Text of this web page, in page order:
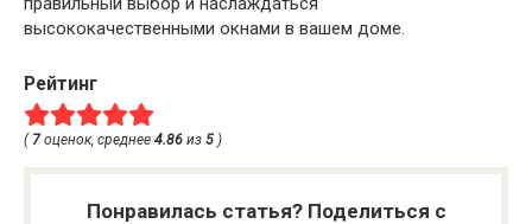
высококачественными окнами в вашем доме.
Рейтинг
( 7оценок, среднее 4.86 из 5 )
Понравилась статья? Поделиться с